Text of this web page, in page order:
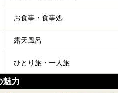
お食事・食事処
露天風呂
ひとり旅・一人旅
魅力